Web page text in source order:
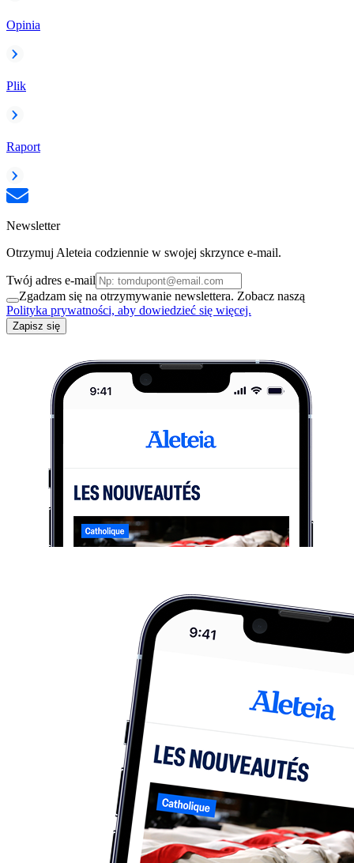
Opinia
Plik
Raport
Newsletter
Otrzymuj Aleteia codziennie w swojej skrzynce e-mail.
Twój adres e-mail
Zgadzam się na otrzymywanie newslettera. Zobacz naszą
Polityka prywatności, aby dowiedzieć się więcej.
Zapisz się